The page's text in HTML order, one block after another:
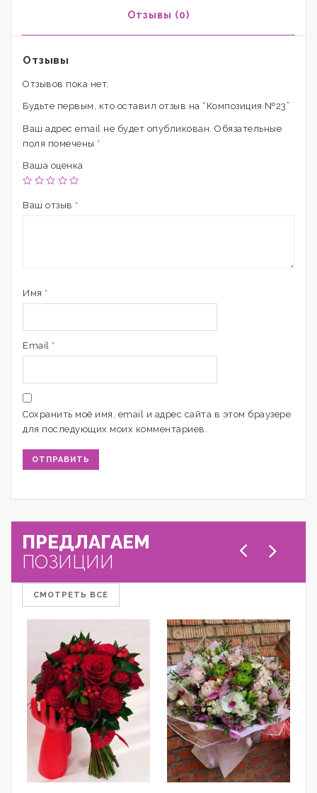
Отзывы (0)
Отзывы
Отзывов пока нет.
Будьте первым, кто оставил отзыв на “Композиция №23”
Ваш адрес email не будет опубликован. Обязательные
поля помечены *
Ваша оценка
Ваш отзыв *
Имя *
Email *
Сохранить моё имя, email и адрес сайта в этом браузере
для последующих моих комментариев.
ПРЕДЛАГАЕМ
ПОЗИЦИИ
СМОТРЕТЬ ВСЕ